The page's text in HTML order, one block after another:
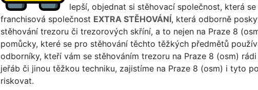
lepší, objednat si stěhovací společnost, která
franchisová společnost EXTRA STĚHOVÁNÍ, která odborně
stěhování trezoru či trezorových skříní, a to nejen na Praze 8
pomůcky, které se pro stěhování těchto těžkých předmětů
odborníky, kteří vám se stěhováním trezoru na Praze 8 (osm)
jeřáb či jinou těžkou techniku, zajistíme na Praze 8 (osm) i tyto
riskovat.